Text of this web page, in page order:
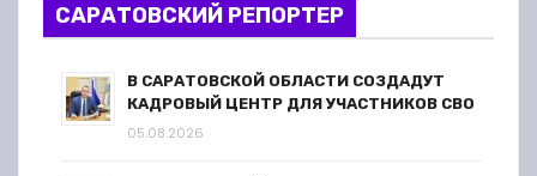
САРАТОВСКИЙ РЕПОРТЕР
В САРАТОВСКОЙ ОБЛАСТИ СОЗДАДУТ
КАДРОВЫЙ ЦЕНТР ДЛЯ УЧАСТНИКОВ СВО
05.08.2026